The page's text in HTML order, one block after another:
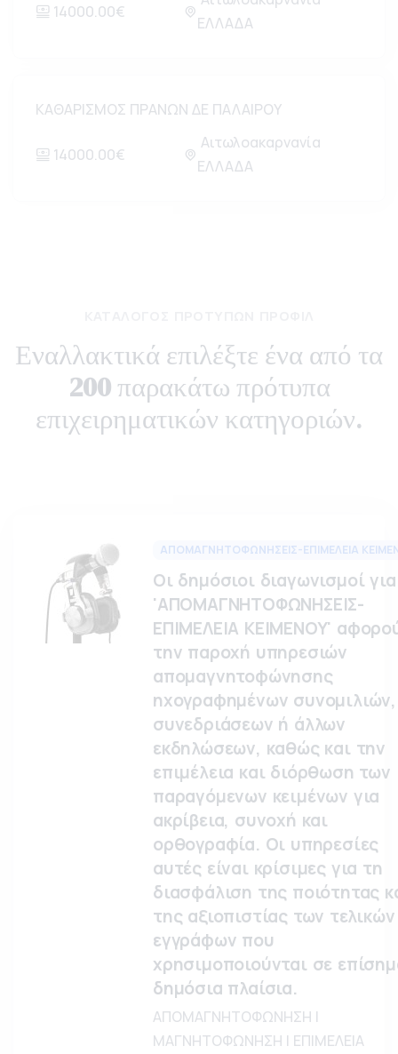
14000.00€
ΕΛΛΑΔΑ
ΚΑΘΑΡΙΣΜΟΣ ΠΡΑΝΩΝ ΔΕ ΠΑΛΑΙΡΟΥ
14000.00€
Αιτωλοακαρνανία
ΕΛΛΑΔΑ
Εναλλακτικά επιλέξτε ένα από τα
200παρακάτω πρότυπα
επιχειρηματικών κατηγοριών.
ΑΠΟΜΑΓΝΗΤΟΦΩΝΗΣΕΙΣ-ΕΠΙΜΕΛΕΙΑ
Οι δημόσιοι διαγωνισμοί για
'ΑΠΟΜΑΓΝΗΤΟΦΩΝΗΣΕΙΣ-
ΕΠΙΜΕΛΕΙΑ ΚΕΙΜΕΝΟΥ'
την παροχή υπηρεσιών
απομαγνητοφώνησης
ηχογραφημένων συνομιλιών,
συνεδριάσεων ή άλλων
εκδηλώσεων, καθώς και την
επιμέλεια και διόρθωση των
παραγόμενων κειμένων για
ακρίβεια, συνοχή και
ορθογραφία. Οι υπηρεσίες
αυτές είναι κρίσιμες για τη
διασφάλιση της ποιότητας
της αξιοπιστίας των τελικών
εγγράφων που
χρησιμοποιούνται σε
δημόσια πλαίσια.
ΑΠΟΜΑΓΝΗΤΟΦΩΝΗΣΗ |
ΜΑΓΝΗΤΟΦΩΝΗΣΗ | ΕΠΙΜΕΛΕΙΑ